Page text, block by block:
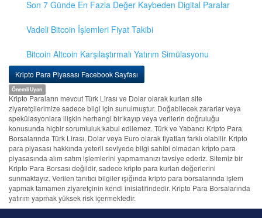
Son 7 Günde En Fazla Değer Kaybeden Digital Paralar
Vadeli Bitcoin İşlemleri Fiyat Takibi
Bitcoin Altcoin Karşılaştırmalı Yatırım Simülasyonu
Kripto Para Piyasası Facebook Sayfası
Önemli Uyarı
Kripto Paraların mevcut Türk Lirası ve Dolar olarak kurları site
ziyaretçilerimize sadece bilgi için sunulmuştur. Doğabilecek zararlar veya
spekülasyonlara ilişkin herhangi bir kayıp veya verilerin doğruluğu
konusunda hiçbir sorumluluk kabul edilemez. Türk ve Yabancı Kripto Para
Borsalarında Türk Lirası, Dolar veya Euro olarak fiyatları farklı olabilir. Kripto
para piyasası hakkında yeterli seviyede bilgi sahibi olmadan kripto para
piyasasında alım satım işlemlerini yapmamanızı tavsiye ederiz. Sitemiz bir
Kripto Para Borsası değildir, sadece kripto para kurları değerlerini
sunmaktayız. Verilen tanıtıcı bilgiler ışığında kripto para borsalarında işlem
yapmak tamamen ziyaretçinin kendi inisiatifindedir. Kripto Para Borsalarında
yatırım yapmak yüksek risk içermektedir.